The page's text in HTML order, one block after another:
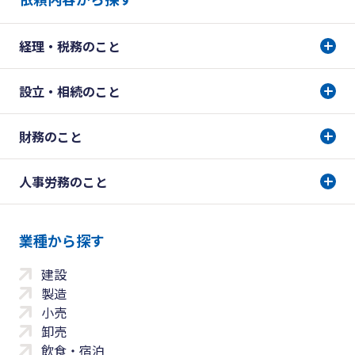
経理・税務のこと
設立・相続のこと
財務のこと
人事労務のこと
業種から探す
建設
製造
小売
卸売
飲食・宿泊